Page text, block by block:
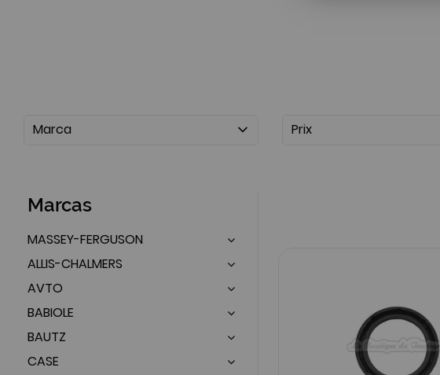
Marca Prix
Marcas
MASSEY-FERGUSON
ALLIS-CHALMERS
AVTO
BABIOLE
BAUTZ
CASE